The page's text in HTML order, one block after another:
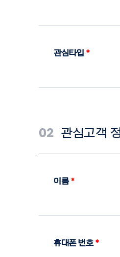
관심타입 *
02 관심고객
이름*
휴대폰 번호*